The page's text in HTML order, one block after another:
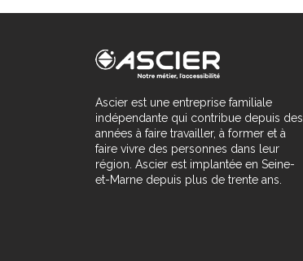
Ascier est une entreprise familiale
indépendante qui contribue depuis des
années à faire travailler, à former et à
faire vivre des personnes dans leur
région. Ascier est implantée en Seine-
et-Marne depuis plus de trente ans.